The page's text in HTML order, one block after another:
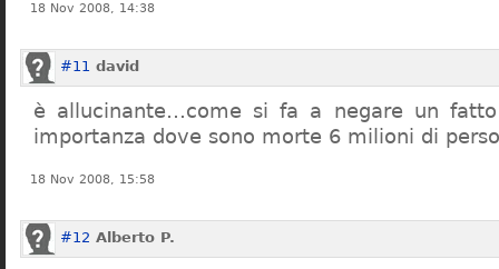
18 Nov 2008, 14:38
#11 david
è allucinante…come si fa a negare un
importanza dove sono morte 6 milioni di
18 Nov 2008, 15:58
#12 Alberto P.